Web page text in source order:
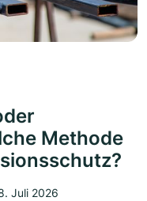
Methode
Juli 2026